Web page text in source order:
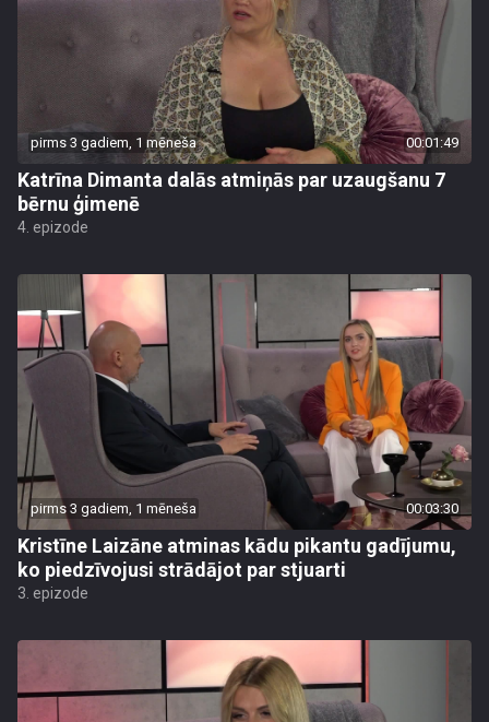
pirms 3 gadiem, 1 mēneša 00:01:49
Katrīna Dimanta dalās atmiņās par uzaugšanu 7
bērnu ģimenē
4. epizode
pirms 3 gadiem, 1 mēneša 00:03:30
Kristīne Laizāne atminas kādu pikantu gadījumu,
ko piedzīvojusi strādājot par stjuarti
3. epizode